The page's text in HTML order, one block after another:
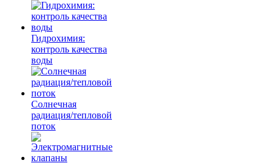
Гидрохимия:
контроль качества
воды
Солнечная
радиация/тепловой
поток